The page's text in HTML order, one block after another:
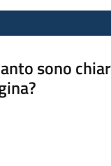
sono